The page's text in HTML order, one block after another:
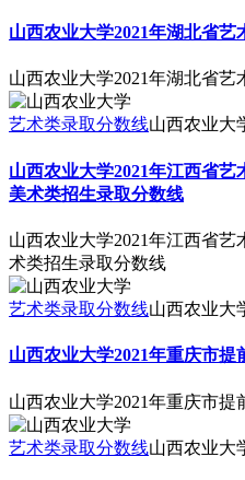
山西农业大学2021年湖北省
山西农业大学2021年湖北省
艺术类录取分数线山西农业大
山西农业大学2021年江西省艺
美术类招生录取分数线
山西农业大学2021年江西省
术类招生录取分数线
艺术类录取分数线山西农业大
山西农业大学2021年重庆市
山西农业大学2021年重庆市
艺术类录取分数线山西农业大